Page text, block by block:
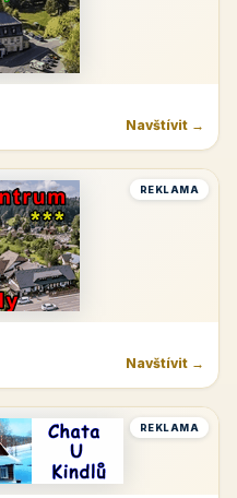
Navštívit →
REKLAMA
Navštívit →
REKLAMA